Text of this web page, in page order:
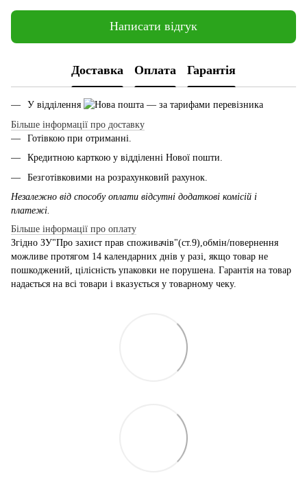
Написати відгук
Доставка Оплата Гарантія
У відділення
— за тарифами перевізника
Більше інформації про доставку
Готівкою при отриманні.
Кредитною карткою у відділенні Нової пошти.
Безготівковими на розрахунковий рахунок.
Незалежно від способу оплати відсутні додаткові комісій і
платежі.
Більше інформації про оплату
Згідно ЗУ"Про захист прав споживачів"(ст.9),обмін/повернення
можливе протягом 14 календарних днів у разі, якщо товар не
пошкоджений, цілісність упаковки не порушена. Гарантія на товар
надається на всі товари і вказується у товарному чеку.